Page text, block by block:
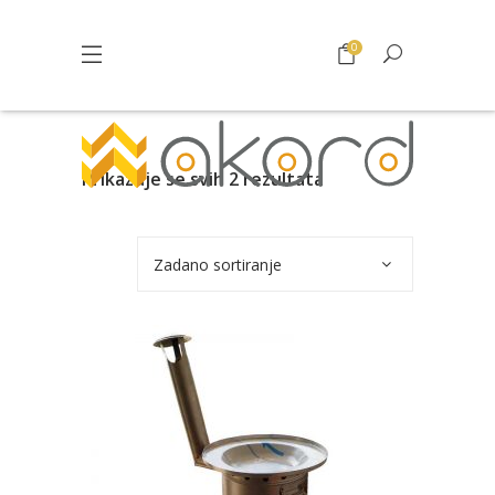
0
Prikazuje se svih 2 rezultata
Zadano sortiranje